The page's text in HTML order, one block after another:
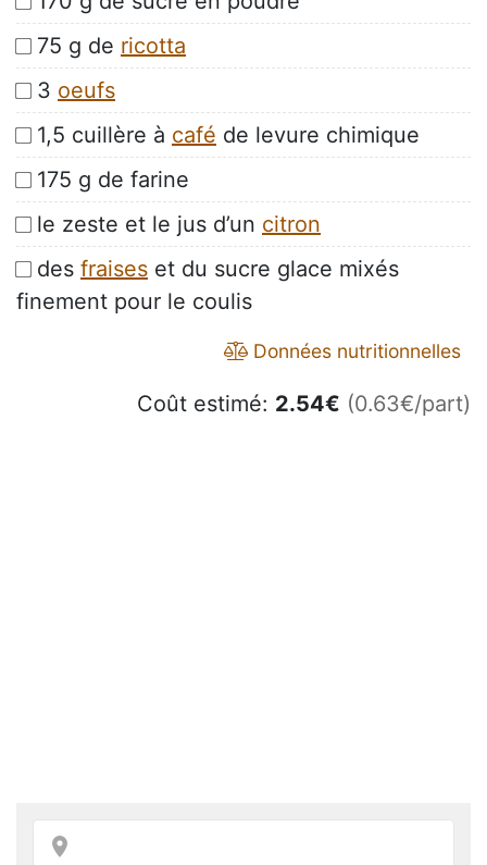
75 g de ricotta
3 oeufs
1,5 cuillère à café de levure chimique
175 g de farine
le zeste et le jus d’un citron
des fraises et du sucre glace mixés
finement pour le coulis
Données nutritionnelles
Coût estimé: 2.54€ (0.63€/part)